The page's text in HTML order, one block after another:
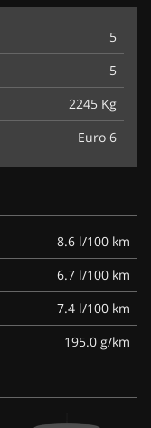
5
5
2245 Kg
Euro 6
8.6 l/100 km
6.7 l/100 km
7.4 l/100 km
195.0 g/km